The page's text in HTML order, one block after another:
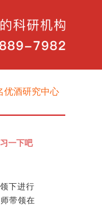
优酒研究中心
一下吧
下进行
带领在